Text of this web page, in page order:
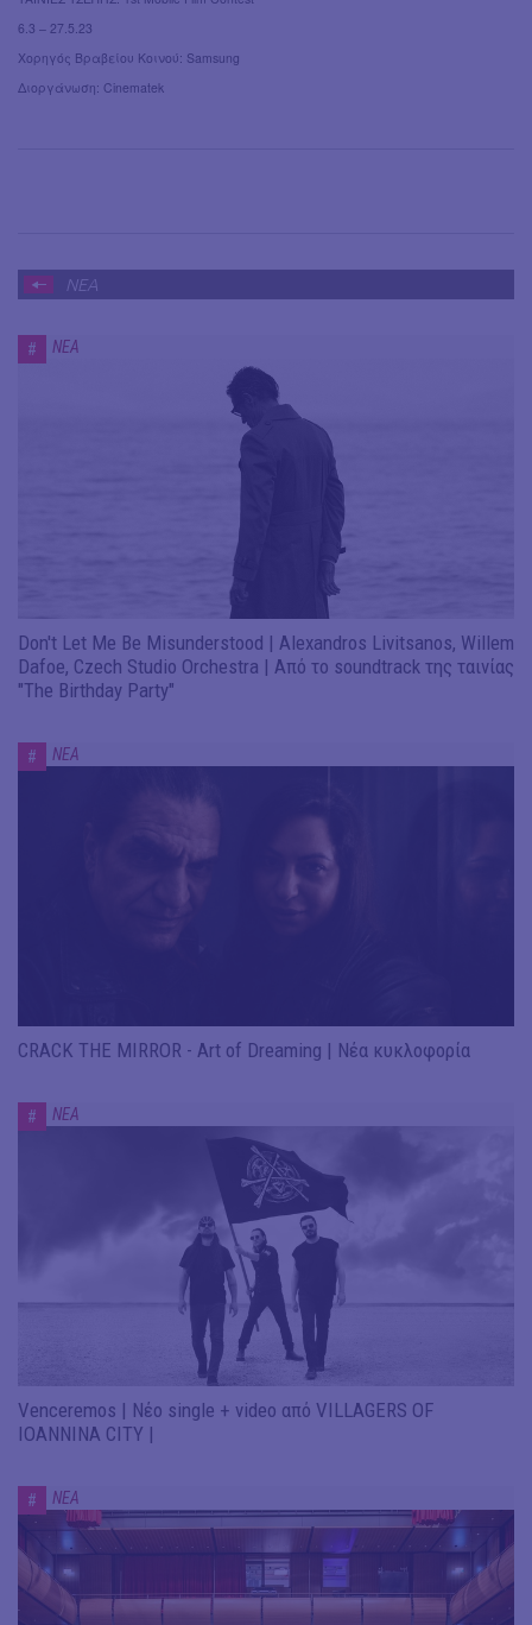
6.3 – 27.5.23
Χορηγός Βραβείου Κοινού: Samsung
Διοργάνωση: Cinematek
ΝΕΑ
# ΝΕΑ
Don't Let Me Be Misunderstood | Alexandros Livitsanos, Willem
Dafoe, Czech Studio Orchestra | Από το soundtrack της ταινίας
"The Birthday Party"
# ΝΕΑ
CRACK THE MIRROR - Art of Dreaming | Νέα κυκλοφορία
# ΝΕΑ
Venceremos | Νέο single + video από VILLAGERS OF
IOANNINA CITY |
# ΝΕΑ